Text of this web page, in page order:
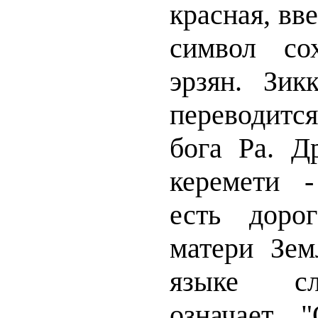
красная,
символ
эрзян.
бога Ра.
есть
матери
языке